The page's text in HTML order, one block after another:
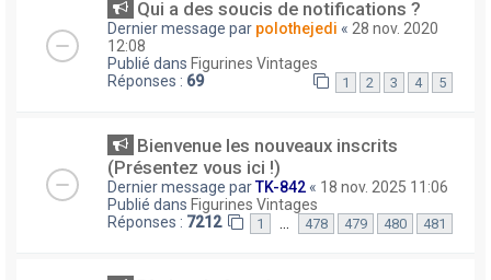
Qui a des soucis de notifications ?
Dernier message par polothejedi « 28 nov. 2020
12:08
Publié dans Figurines Vintages
Réponses : 69 1 2 3 4 5
Bienvenue les nouveaux inscrits
(Présentez vous ici !)
Dernier message parTK-842 « 18 nov. 2025 11:06
Publié dans Figurines Vintages
Réponses : 7212 1 … 478 479 480 481